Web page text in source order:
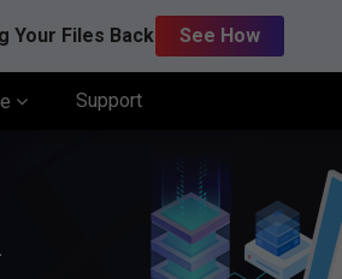
Your Files Back See How
Support